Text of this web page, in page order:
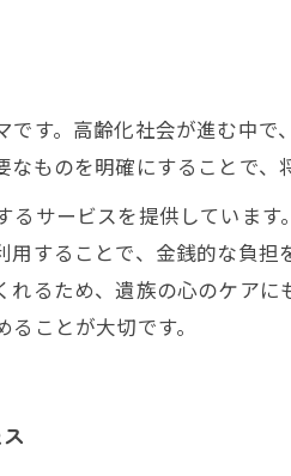
す。高齢化社会が進む中
ものを明確にすることで、
サービスを提供していま
することで、金銭的な負
るため、遺族の心のケア
ことが大切です。